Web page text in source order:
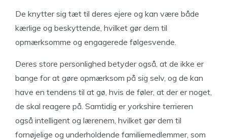
De knytter sig tæt til deres ejere og kan være både
kærlige og beskyttende, hvilket gør dem til
opmærksomme og engagerede følgesvende.
Deres store personlighed betyder også, at de ikke er
bange for at gøre opmærksom på sig selv, og de kan
have en tendens til at gø, hvis de føler, at der er noget,
de skal reagere på. Samtidig er yorkshire terrieren
også intelligent og lærenem, hvilket gør dem til
fornøjelige og underholdende familiemedlemmer, som